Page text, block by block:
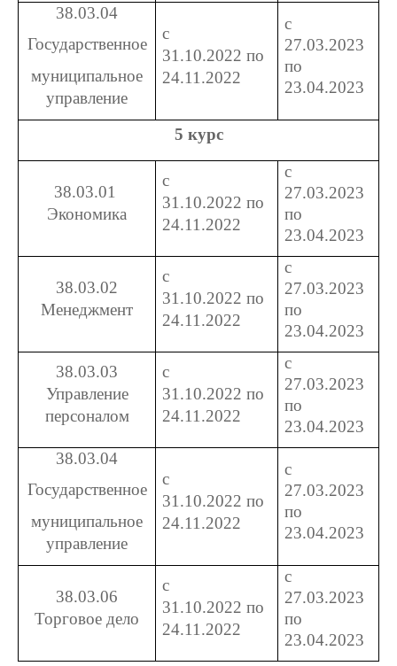
38.03.04
Государственное
муниципальное
управление
с
31.10.2022 по
24.11.2022
с
27.03.2023
по
23.04.2023
5 курс
38.03.01
Экономика
с
31.10.2022 по
24.11.2022
с
27.03.2023
по
23.04.2023
38.03.02
Менеджмент
с
31.10.2022 по
24.11.2022
с
27.03.2023
по
23.04.2023
38.03.03
Управление
персоналом
с
31.10.2022 по
24.11.2022
с
27.03.2023
по
23.04.2023
38.03.04
Государственное
муниципальное
управление
с
31.10.2022 по
24.11.2022
с
27.03.2023
по
23.04.2023
38.03.06
Торговое дело
с
31.10.2022 по
24.11.2022
с
27.03.2023
по
23.04.2023